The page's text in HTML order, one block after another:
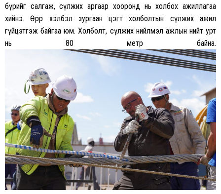
бүрийг салгаж, сүлжих аргаар хооронд нь холбох ажиллагаа
хийнэ. Өөрөөр хэлбэл зургаан цэгт холболтын сүлжих ажил
гүйцэтгэж байгаа юм. Холболт, сүлжих нийлмэл ажлын нийт урт
нь 80 метр байна.